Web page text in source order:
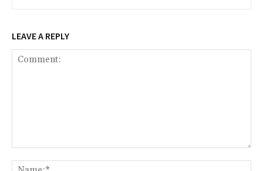
LEAVE A REPLY